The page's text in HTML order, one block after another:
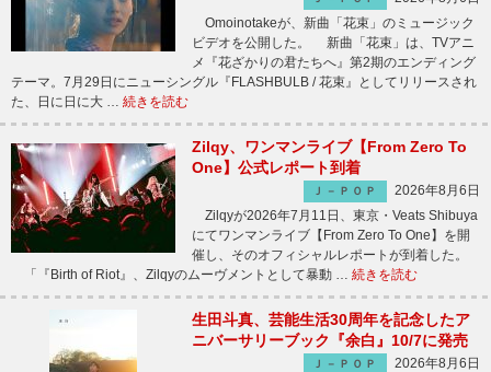
Omoinotakeが、新曲「花束」のミュージック
ビデオを公開した。 新曲「花束」は、TVアニ
メ『花ざかりの君たちへ』第2期のエンディング
テーマ。7月29日にニューシングル『FLASHBULB / 花束』としてリリースされ
た、日に日に大 … 続きを読む
Zilqy、ワンマンライブ【From Zero To
One】公式レポート到着
Ｊ－ＰＯＰ
2026年8月6日
Zilqyが2026年7月11日、東京・Veats Shibuya
にてワンマンライブ【From Zero To One】を開
催し、そのオフィシャルレポートが到着した。
「『Birth of Riot』、Zilqyのムーヴメントとして暴動 … 続きを読む
生田斗真、芸能生活30周年を記念したア
ニバーサリーブック『余白』10/7に発売
Ｊ－ＰＯＰ
2026年8月6日